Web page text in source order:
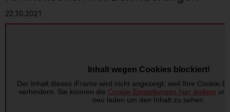
22.10.2021